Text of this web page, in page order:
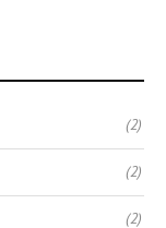
(2)
(2)
(2)